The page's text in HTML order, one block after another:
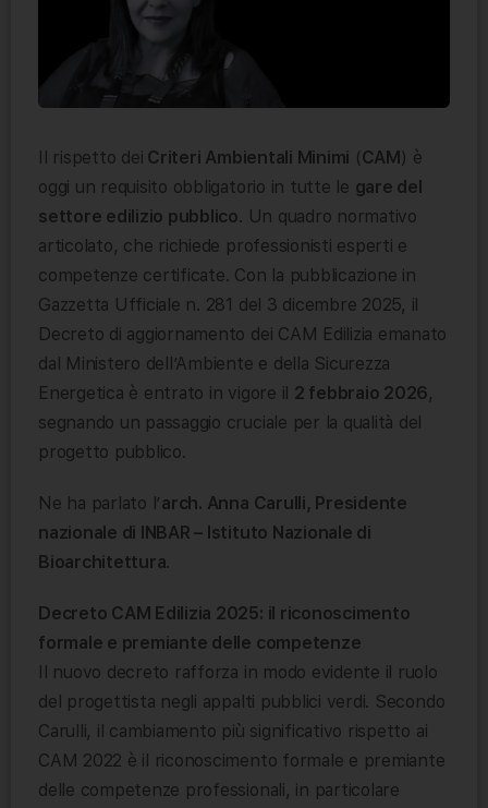
Il rispetto dei Criteri Ambientali Minimi (CAM ) è
oggi un requisito obbligatorio in tutte le gare del
settore edilizio pubblico. Un quadro normativo
articolato, che richiede professionisti esperti e
competenze certificate. Con la pubblicazione in
Gazzetta Ufficiale n. 281 del 3 dicembre 2025, il
Decreto di aggiornamento dei CAM Edilizia emanato
dal Ministero dell’Ambiente e della Sicurezza
Energetica è entrato in vigore il 2 febbraio 2026,
segnando un passaggio cruciale per la qualità del
progetto pubblico.
Ne ha parlato l’arch. Anna Carulli, Presidente
nazionale di INBAR – Istituto Nazionale di
Bioarchitettura.
Decreto CAM Edilizia 2025: il riconoscimento
formale e premiante delle competenze
Il nuovo decreto rafforza in modo evidente il ruolo
del progettista negli appalti pubblici verdi. Secondo
Carulli, il cambiamento più significativo rispetto ai
CAM 2022 è il riconoscimento formale e premiante
delle competenze professionali, in particolare